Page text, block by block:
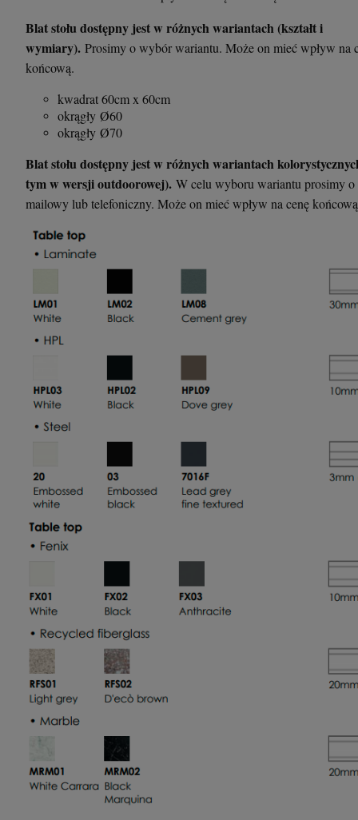
Blat stołu dostępny jest w różnych wariantach (kształt i
wymiary). Prosimy o wybór wariantu. Może on mieć wpływ na
końcową.
kwadrat 60cm x 60cm
okrągły Ø60
okrągły Ø70
Blat stołu dostępny jest w różnych wariantach
tym w wersji outdoorowej). W celu wyboru wariantu prosimy
mailowy lub telefoniczny. Może on mieć wpływ na cenę